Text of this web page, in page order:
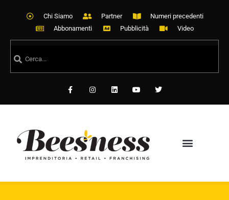
Chi Siamo Partner
Numeri precedenti
Abbonamenti
Pubblicità Video